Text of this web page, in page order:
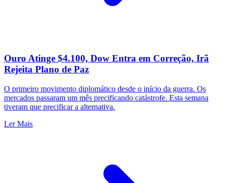
Ouro Atinge $4.100, Dow Entra em Correção, Irã
Rejeita Plano de Paz
O primeiro movimento diplomático desde o início da guerra. Os
mercados passaram um mês precificando catástrofe. Esta semana
tiveram que precificar a alternativa.
Ler Mais